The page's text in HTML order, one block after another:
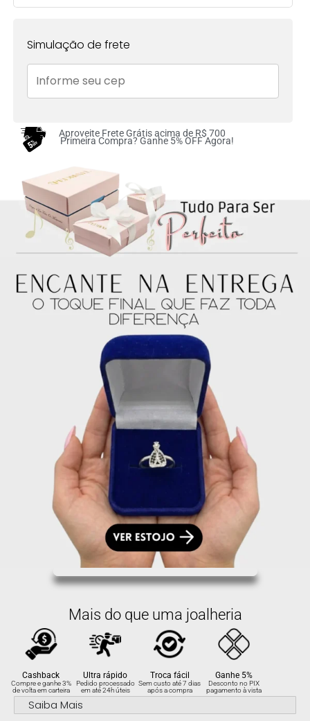
1x deR$243.00sem
juros no cartão
R$243.00
juros no cartão
juros no cartão
4x de R$60.75sem
juros no cartão
R$243.00
5x deR$48.60sem
juros no cartão
R$243.00
6x deR$40.50sem
juros no cartão
R$243.00
Simulação de frete
Aproveite Frete Grátis acima de R$ 700
Primeira Compra? Ganhe 5% OFF Agora!
Mais do que uma joalheria
Cashback
Compre e ganhe 3%
de volta em carteira
Ultra rápido
Pedido processado
em até 24h úteis
Troca fácil
Sem custo até 7 dias
após a compra
Ganhe 5%
Desconto no PIX
pagamento à vista
Saiba Mais